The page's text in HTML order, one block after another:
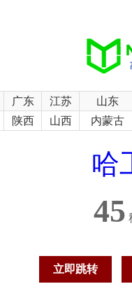
广东 江苏
山东
陕西 山西 内蒙古
哈
45
立即跳转